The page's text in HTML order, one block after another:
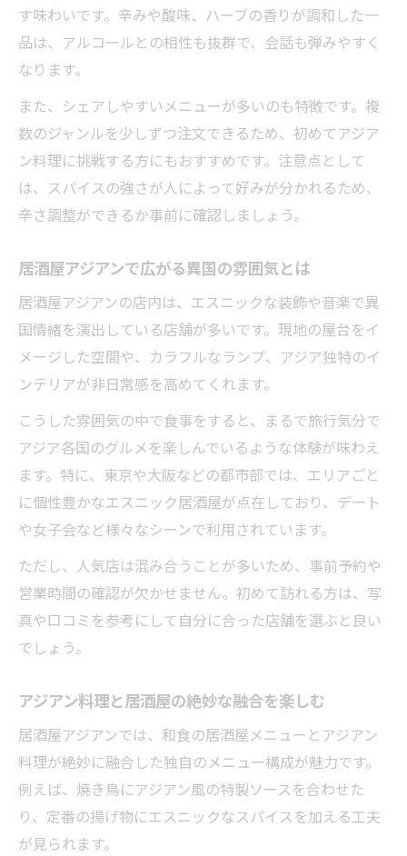
居酒屋で楽しむアジアン本格スパイス料理
体験
説
居酒屋アジアンで味わう香り高いエスニッ
ク料理
本格エスニック好き必見の居酒屋メニュー
紹介
ン
エスニック初心者も楽しめる居酒屋選び
エスニック初心者が安心できる居酒屋選び
のコツ
居酒屋アジアンで気軽に楽しむ入門メニュ
ー
初めてのアジアン料理も居酒屋で気軽に体
験
居酒屋で味わう優しいエスニック料理の魅
力
初心者におすすめの居酒屋アジアンメニュ
ー
アジアン料理探しなら居酒屋が新定番
介
おしゃれな居酒屋で楽しむアジアン料理特
集
居酒屋で新たなアジアン料理との出会い方
す味わいです。辛みや酸味、ハーブの香りが調和した一
品は、アルコールとの相性も抜群で、会話も弾みやすく
なります。
また、シェアしやすいメニューが多いのも特徴です。複
数のジャンルを少しずつ注文できるため、初めてアジア
ン料理に挑戦する方にもおすすめです。注意点として
は、スパイスの強さが人によって好みが分かれるため、
辛さ調整ができるか事前に確認しましょう。
居酒屋アジアンで広がる異国の雰囲気とは
居酒屋アジアンの店内は、エスニックな装飾や音楽で異
国情緒を演出している店舗が多いです。現地の屋台をイ
メージした空間や、カラフルなランプ、アジア独特のイ
ンテリアが非日常感を高めてくれます。
こうした雰囲気の中で食事をすると、まるで旅行気分で
アジア各国のグルメを楽しんでいるような体験が味わえ
ます。特に、東京や大阪などの都市部では、エリアごと
に個性豊かなエスニック居酒屋が点在しており、デート
や女子会など様々なシーンで利用されています。
ただし、人気店は混み合うことが多いため、事前予約や
営業時間の確認が欠かせません。初めて訪れる方は、写
真や口コミを参考にして自分に合った店舗を選ぶと良い
でしょう。
アジアン料理と居酒屋の絶妙な融合を楽しむ
居酒屋アジアンでは、和食の居酒屋メニューとアジアン
料理が絶妙に融合した独自のメニュー構成が魅力です。
例えば、焼き鳥にアジアン風の特製ソースを合わせた
り、定番の揚げ物にエスニックなスパイスを加える工夫
が見られます。